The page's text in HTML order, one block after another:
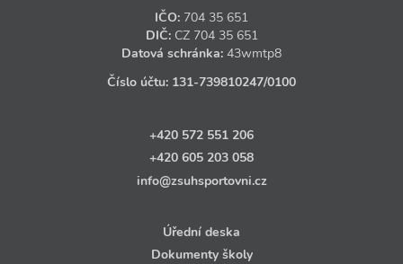
IČO: 704 35 651
DIČ: CZ 704 35 651
Datová schránka: 43wmtp8
Číslo účtu: 131‑739810247/0100
+420 572 551 206
+420 605 203 058
info@zsuhsportovni.cz
Úřední deska
Dokumenty školy